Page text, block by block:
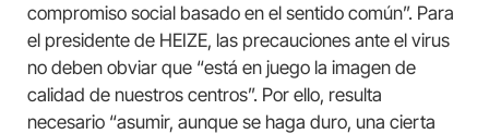
compromiso social basado en el sentido común”. Para
el presidente de HEIZE, las precauciones ante el virus
no deben obviar que “está en juego la imagen de
calidad de nuestros centros”. Por ello, resulta
necesario “asumir, aunque se haga duro, una cierta